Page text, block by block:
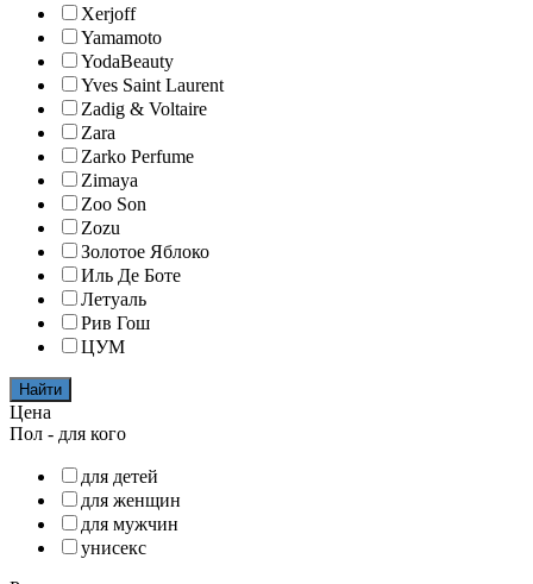
Xerjoff
Yamamoto
YodaBeauty
Yves Saint Laurent
Zadig & Voltaire
Zara
Zarko Perfume
Zimaya
Zoo Son
Zozu
Золотое Яблоко
Иль Де Боте
Летуаль
Рив Гош
ЦУМ
Найти
Цена
Пол - для кого
для детей
для женщин
для мужчин
унисекс